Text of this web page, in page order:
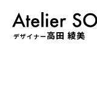
デザイナー高田 綾美